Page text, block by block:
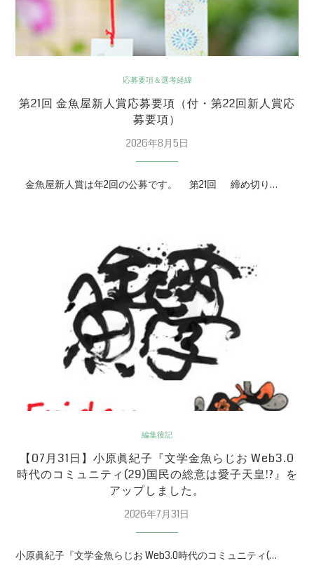
応募要項＆選考経緯
第21回 金魚屋新人賞応募要項（付・第22回新人賞応
募要項）
2026年8月5日
金魚屋新人賞は年2回の公募です。 第21回 締め切り…
編集後記
【07月31日】小原眞紀子『文学金魚らじお Web3.0
時代のコミュニティ(29)国民の総意は愛子天皇!?』を
アップしました。
2026年7月31日
小原眞紀子『文学金魚らじお Web3.0時代のコミュニティ(…